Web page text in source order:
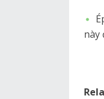
này